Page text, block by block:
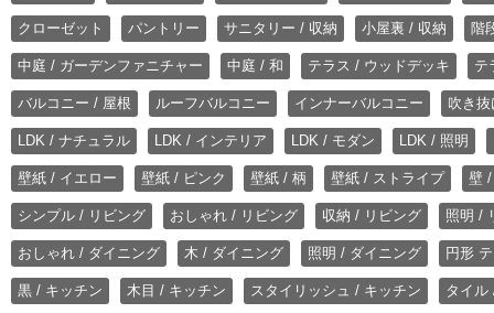
クローゼット パントリー サニタリー / 収納 小屋裏 / 収納 階
中庭 / ガーデンファニチャー 中庭 / 和 テラス / ウッドデッキ テ
バルコニー / 屋根 ルーフバルコニー インナーバルコニー 吹き
LDK / ナチュラル LDK / インテリア LDK / モダン LDK / 照明
壁紙 / イエロー 壁紙 / ピンク 壁紙 / 柄 壁紙 / ストライプ 壁
シンプル / リビング おしゃれ / リビング 収納 / リビング 照明 /
おしゃれ / ダイニング 木 / ダイニング 照明 / ダイニング 円形
黒 / キッチン 木目 / キッチン スタイリッシュ / キッチン タイル